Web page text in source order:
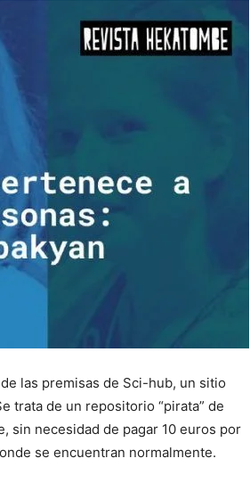
las premisas de Sci-hub, un sitio
trata de un repositorio “pirata” de
sin necesidad de pagar 10 euros por
se encuentran normalmente.